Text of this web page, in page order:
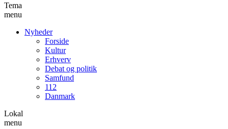
Tema
menu
Nyheder
Forside
Kultur
Erhverv
Debat og politik
Samfund
112
Danmark
Lokal
menu